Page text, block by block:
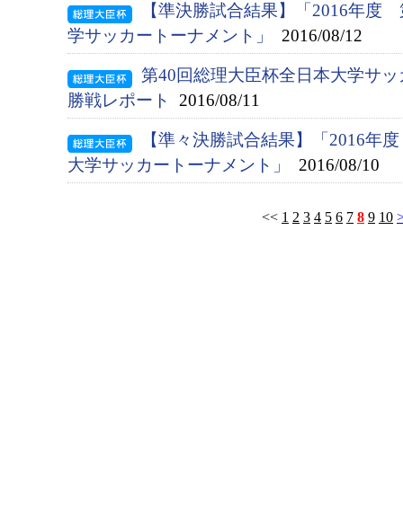
【準決勝試合結果】「2016年度
学サッカートーナメント」
2016/08/12
第40回総理大臣杯全日本大学サ
勝戦レポート
2016/08/11
【準々決勝試合結果】「2016年
大学サッカートーナメント」
2016/08/10
<< 1 2 3 4 5 6 7 8 9 10